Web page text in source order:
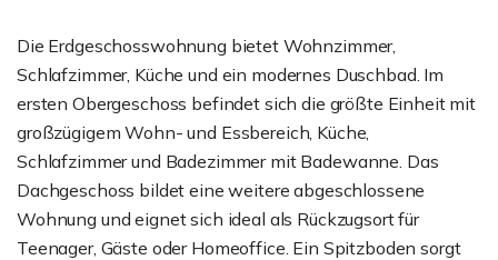
Die Erdgeschosswohnung bietet Wohnzimmer,
Schlafzimmer, Küche und ein modernes Duschbad. Im
ersten Obergeschoss befindet sich die größte Einheit mit
großzügigem Wohn- und Essbereich, Küche,
Schlafzimmer und Badezimmer mit Badewanne. Das
Dachgeschoss bildet eine weitere abgeschlossene
Wohnung und eignet sich ideal als Rückzugsort für
Teenager, Gäste oder Homeoffice. Ein Spitzboden sorgt